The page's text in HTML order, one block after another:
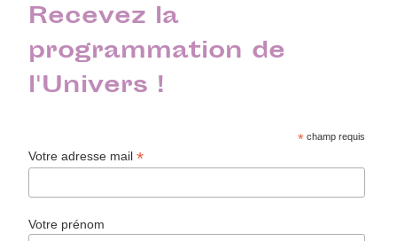
Recevez la
programmation de
l'Univers !
* champ requis
Votre adresse mail*
Votre prénom